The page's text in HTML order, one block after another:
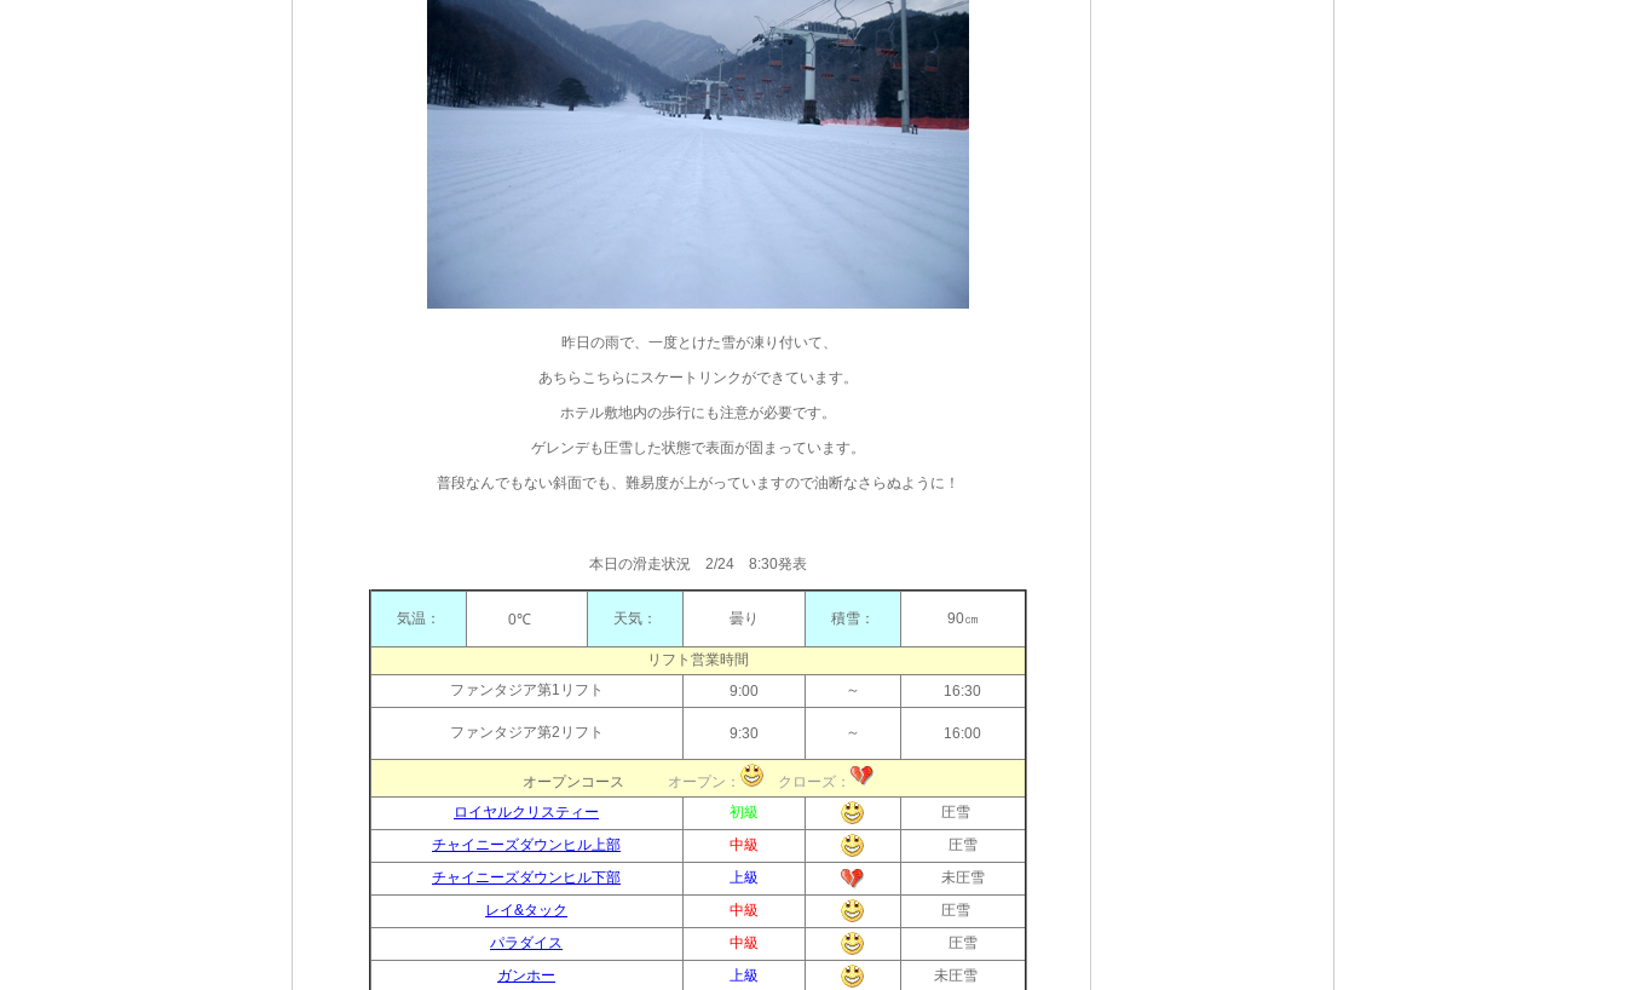
昨日の雨で、一度とけた雪が凍り付いて、
あちらこちらにスケートリンクができています。
ホテル敷地内の歩行にも注意が必要です。
ゲレンデも圧雪した状態で表面が固まっています。
普段なんでもない斜面でも、難易度が上がっていますので油断なさらぬように！
本日の滑走状況 2/24 8:30発表
気温： 0℃ 天気： 曇り 積雪： 90㎝
リフト営業時間
ファンタジア第1リフト
9:00 ～ 16:30
ファンタジア第2リフト 9:30 ～ 16:00
オープンコース オープン：
クローズ：
ロイヤルクリスティー
初級
圧雪
チャイニーズダウンヒル上部
中級
圧雪
チャイニーズダウンヒル下部
上級
未圧雪
レイ&タック
中級
圧雪
パラダイス
中級
圧雪
ガンホー
上級 未圧雪